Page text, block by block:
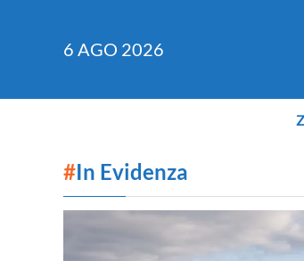
6 AGO 2026
#In Evidenza